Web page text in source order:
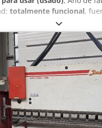
totalmente funcional,
, modelo de
rodales:3.050 mm,
TÉCNICOS Fuerza de
3.550 mm Chjdpfx
los montantes: 3.050 mm
LA MÁQUINA Sistema de
y peso Espacio requerido:
de la máquina: 11.600 kg